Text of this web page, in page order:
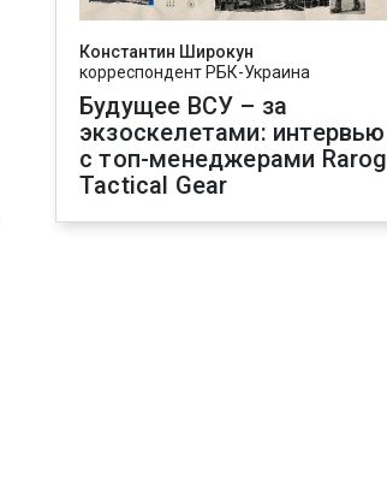
Константин Широкун
корреспондент РБК-Украина
Будущее ВСУ – за
экзоскелетами: интервью
с топ-менеджерами Rarog
Tactical Gear